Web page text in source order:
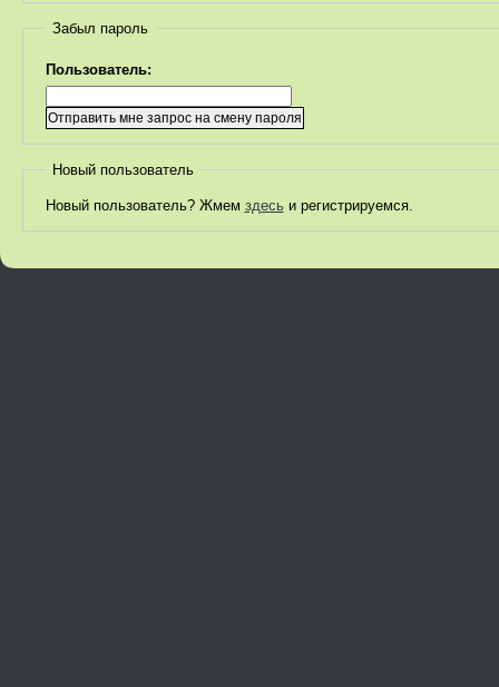
Забыл пароль
Пользователь:
Новый пользователь
Новый пользователь? Жмем здесьи регистрируемся.